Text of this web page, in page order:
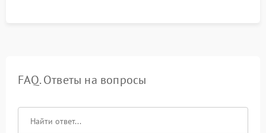
FAQ. Ответы на вопросы